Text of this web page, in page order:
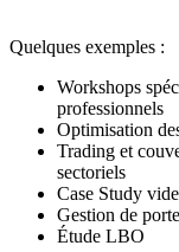
Quelques exemples :
Workshops
professionnels
Optimisation
Trading et
sectoriels
Case Study
Gestion de
Étude LBO